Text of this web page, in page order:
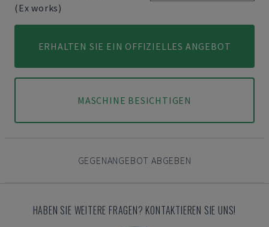
(Ex works)
ERHALTEN SIE EIN OFFIZIELLES ANGEBOT
MASCHINE BESICHTIGEN
GEGENANGEBOT ABGEBEN
HABEN SIE WEITERE FRAGEN? KONTAKTIEREN SIE UNS!